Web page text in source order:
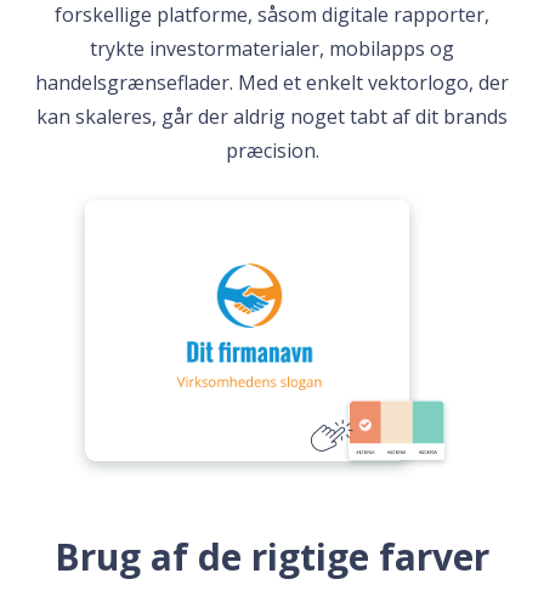
forskellige platforme, såsom digitale rapporter,
trykte investormaterialer, mobilapps og
handelsgrænseflader. Med et enkelt vektorlogo, der
kan skaleres, går der aldrig noget tabt af dit brands
præcision.
Brug af de rigtige farver